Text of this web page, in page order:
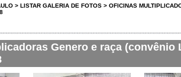
> LISTAR GALERIA DE FOTOS > OFICINAS
Genero e raça (convênio